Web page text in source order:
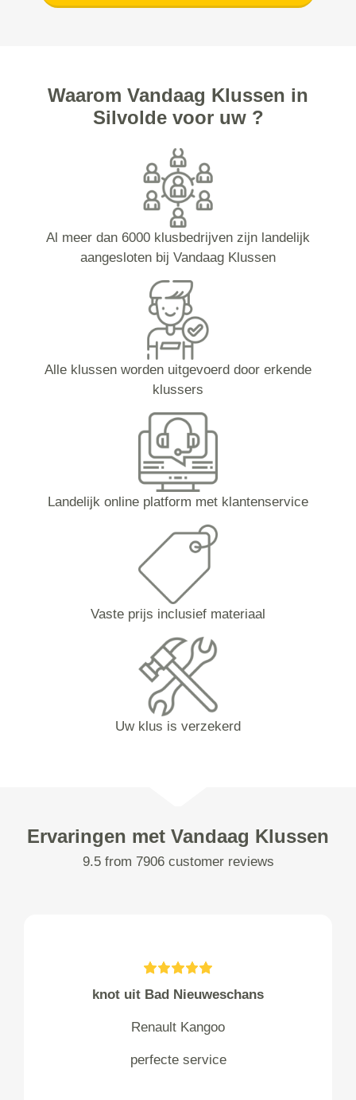
Waarom Vandaag Klussen in
Silvolde voor uw ?
Al meer dan 6000 klusbedrijven zijn landelijk
aangesloten bij Vandaag Klussen
Alle klussen worden uitgevoerd door erkende
klussers
Landelijk online platform met klantenservice
Vaste prijs inclusief materiaal
Uw klus is verzekerd
Ervaringen met Vandaag Klussen
9.5 from 7906 customer reviews
knot uit Bad Nieuweschans
Renault Kangoo
perfecte service